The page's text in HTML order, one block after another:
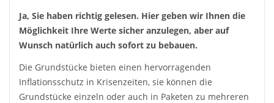
Ja, Sie haben richtig gelesen. Hier geben wir Ihnen die
Möglichkeit Ihre Werte sicher anzulegen, aber auf
Wunsch natürlich auch sofort zu bebauen.
Die Grundstücke bieten einen hervorragenden
Inflationsschutz in Krisenzeiten, sie können die
Grundstücke einzeln oder auch in Paketen zu mehreren